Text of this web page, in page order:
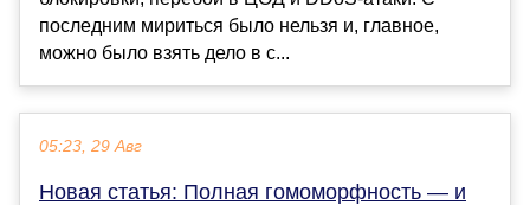
последним мириться было нельзя и, главное,
можно было взять дело в с...
05:23, 29 Авг
Новая статья: Полная гомоморфность — и